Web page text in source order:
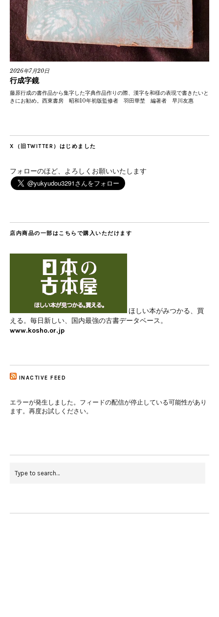
2026年7月20日
行成字鏡
藤原行成の書作品から集字した字典作品作りの際、漢字を和様の表現で書きたいと
きにお勧め。西東書房 昭和10年初版監修者 羽田華埜 編著者 早川友惠
X（旧TWITTER）はじめました
フォローのほど、よろしくお願いいたします
店内商品の一部はこちらで購入いただけます
ほしい本がみつかる、買
える。毎日新しい、国内最強の古書データベース。
www.kosho.or.jp
INACTIVE FEED
エラーが発生しました。フィードの配信が停止している可能性があり
ます。再度お試しください。